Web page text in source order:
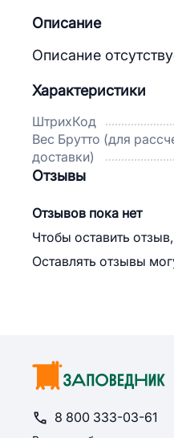
Описание
Описание
Характеристики
ШтрихКод
Вес Брутто (для
доставки)
Отзывы
Отзывов пока нет
Чтобы оставить
Оставлять отзывы
8 800 333-03-61